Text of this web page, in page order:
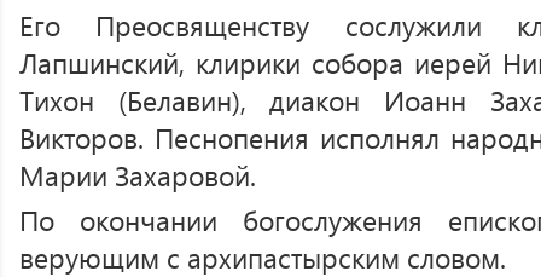
Его Преосвященству сослужили
Лапшинский, клирики собора иерей
Тихон (Белавин), диакон Иоанн
Викторов. Песнопения исполнял
Марии Захаровой.
По окончании богослужения
верующим с архипастырским словом.